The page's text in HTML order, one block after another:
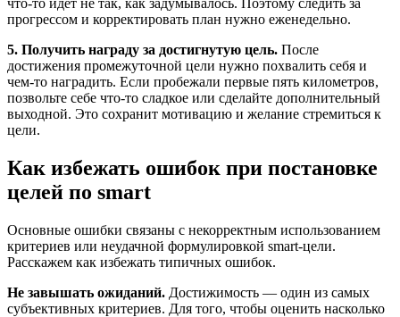
что-то идет не так, как задумывалось. Поэтому следить за
прогрессом и корректировать план нужно еженедельно.
5. Получить награду за достигнутую цель. После
достижения промежуточной цели нужно похвалить себя и
чем-то наградить. Если пробежали первые пять километров,
позвольте себе что-то сладкое или сделайте дополнительный
выходной. Это сохранит мотивацию и желание стремиться к
цели.
Как избежать ошибок при постановке
целей по smart
Основные ошибки связаны с некорректным использованием
критериев или неудачной формулировкой smart-цели.
Расскажем как избежать типичных ошибок.
Не завышать ожиданий. Достижимость — один из самых
субъективных критериев. Для того, чтобы оценить насколько